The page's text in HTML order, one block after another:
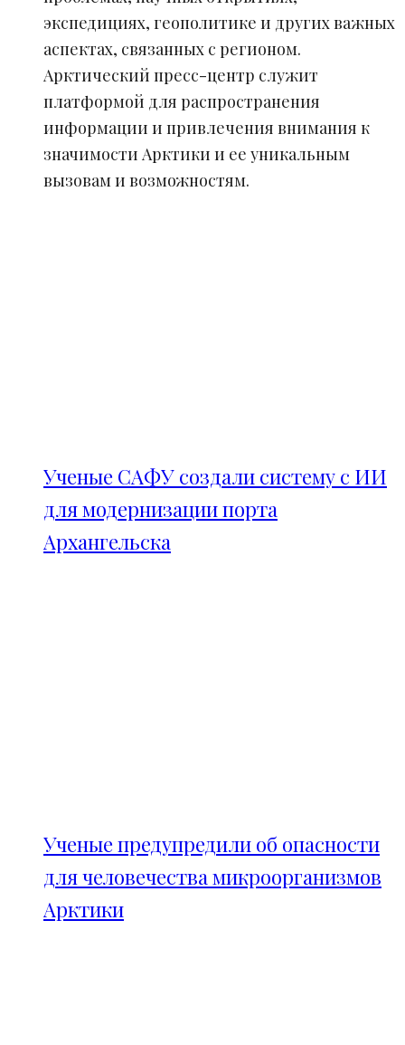
экспедициях, геополитике и других важных
аспектах, связанных с регионом.
Арктический пресс-центр служит
платформой для распространения
информации и привлечения внимания к
значимости Арктики и ее уникальным
вызовам и возможностям.
Ученые САФУ создали систему с ИИ
для модернизации порта
Архангельска
Ученые предупредили об опасности
для человечества микроорганизмов
Арктики